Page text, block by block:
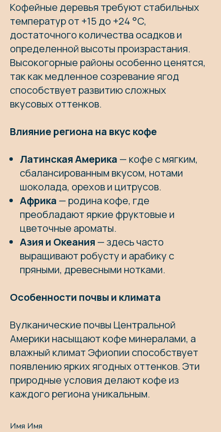
Кофейные деревья требуют стабильных
температур от +15 до +24 °C,
достаточного количества осадков и
определенной высоты произрастания.
Высокогорные районы особенно ценятся,
так как медленное созревание ягод
способствует развитию сложных
вкусовых оттенков.
Влияние региона на вкус кофе
Латинская Америка — кофе с мягким,
сбалансированным вкусом, нотами
шоколада, орехов и цитрусов.
Африка — родина кофе, где
преобладают яркие фруктовые и
цветочные ароматы.
Азия и Океания — здесь часто
выращивают робусту и арабику с
пряными, древесными нотками.
Особенности почвы и климата
Вулканические почвы Центральной
Америки насыщают кофе минералами, а
влажный климат Эфиопии способствует
появлению ярких ягодных оттенков. Эти
природные условия делают кофе из
каждого региона уникальным.
Имя Имя